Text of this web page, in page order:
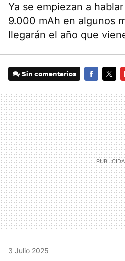
Ya se empiezan a
9.000 mAh en algunos
llegarán el año que
Sin comentarios
3 Julio 2025